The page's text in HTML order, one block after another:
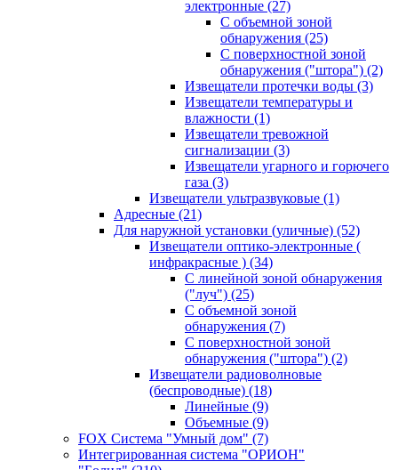
электронные (27)
С объемной зоной
обнаружения (25)
С поверхностной зоной
обнаружения ("штора") (2)
Извещатели протечки воды (3)
Извещатели температуры и
влажности (1)
Извещатели тревожной
сигнализации (3)
Извещатели угарного и горючего
газа (3)
Извещатели ультразвуковые (1)
Адресные (21)
Для наружной установки (уличные) (52)
Извещатели оптико-электронные (
инфракрасные ) (34)
С линейной зоной обнаружения
("луч") (25)
С объемной зоной
обнаружения (7)
С поверхностной зоной
обнаружения ("штора") (2)
Извещатели радиоволновые
(беспроводные) (18)
Линейные (9)
Объемные (9)
FOX Система "Умный дом" (7)
Интегрированная система "ОРИОН"